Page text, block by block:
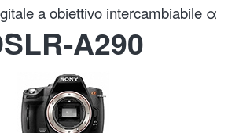
a obiettivo intercambiabile α
A290